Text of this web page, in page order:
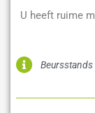
U heeft ruime